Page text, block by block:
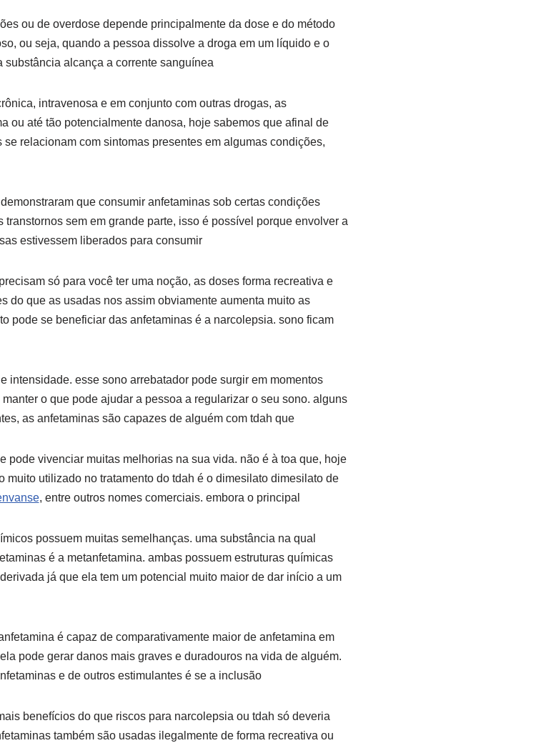
ou de overdose depende principalmente da dose e do método
ou seja, quando a pessoa dissolve a droga em um líquido e o
alcança a corrente sanguínea
intravenosa e em conjunto com outras drogas, as
ou até tão potencialmente danosa, hoje sabemos que afinal de
relacionam com sintomas presentes em algumas condições,
que consumir anfetaminas sob certas condições
sem em grande parte, isso é possível porque envolver a
estivessem liberados para consumir
só para você ter uma noção, as doses forma recreativa e
do que as usadas nos assim obviamente aumenta muito as
pode se beneficiar das anfetaminas é a narcolepsia. sono ficam
intensidade. esse sono arrebatador pode surgir em momentos
o que pode ajudar a pessoa a regularizar o seu sono. alguns
as anfetaminas são capazes de alguém com tdah que
pode vivenciar muitas melhorias na sua vida. não é à toa que, hoje
muito utilizado no tratamento do tdah é o dimesilato dimesilato de
, entre outros nomes comerciais. embora o principal
possuem muitas semelhanças. uma substância na qual
é a metanfetamina. ambas possuem estruturas químicas
já que ela tem um potencial muito maior de dar início a um
é capaz de comparativamente maior de anfetamina em
pode gerar danos mais graves e duradouros na vida de alguém.
e de outros estimulantes é se a inclusão
benefícios do que riscos para narcolepsia ou tdah só deveria
também são usadas ilegalmente de forma recreativa ou